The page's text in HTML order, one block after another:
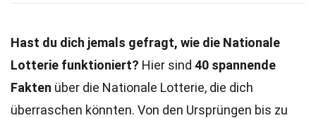
Hast du dich jemals gefragt, wie die Nationale
Lotterie funktioniert? Hier sind 40 spannende
Fakten über die Nationale Lotterie, die dich
überraschen könnten. Von den Ursprüngen bis zu